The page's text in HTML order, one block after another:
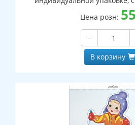
клеевым
Цена розн: 55
−
В корзину